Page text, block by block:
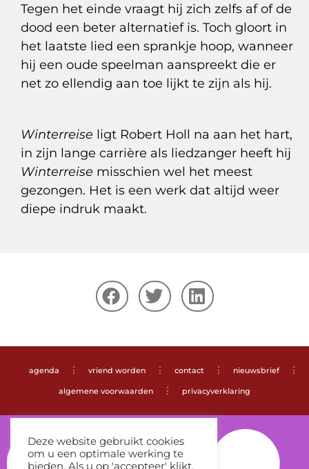
Tegen het einde vraagt hij zich zelfs af of de
dood een beter alternatief is. Toch gloort in
het laatste lied een sprankje hoop, wanneer
hij een oude speelman aanspreekt die er
net zo ellendig aan toe lijkt te zijn als hij.
Winterreise ligt Robert Holl na aan het hart,
in zijn lange carrière als liedzanger heeft hij
Winterreise misschien wel het meest
gezongen. Het is een werk dat altijd weer
diepe indruk maakt.
agenda vriend worden contact nieuwsbrief
algemene voorwaarden privacyverklaring
Deze website gebruikt cookies
om u een optimale werking te
bieden. Als u op 'accepteer' klikt,